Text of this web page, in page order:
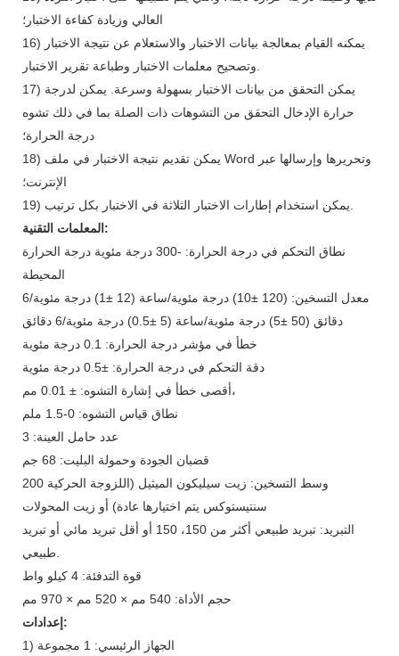
العالي وزيادة كفاءة الاختبار؛
16) يمكنه القيام بمعالجة بيانات الاختبار والاستعلام عن نتيجة الاختبار
وتصحيح معلمات الاختبار وطباعة تقرير الاختبار.
17) يمكن التحقق من بيانات الاختبار بسهولة وسرعة. يمكن لدرجة
حرارة الإدخال التحقق من التشوهات ذات الصلة بما في ذلك تشوه
درجة الحرارة؛
18) يمكن تقديم نتيجة الاختبار في ملف Word وتحريرها وإرسالها عبر
الإنترنت؛
19) يمكن استخدام إطارات الاختبار الثلاثة في الاختبار بكل ترتيب.
المعلمات التقنية:
نطاق التحكم في درجة الحرارة: -300 درجة مئوية درجة الحرارة
المحيطة
معدل التسخين: (120 ±10) درجة مئوية/ساعة (12 ±1) درجة مئوية/6
دقائق (50 ±5) درجة مئوية/ساعة (5 ±0.5) درجة مئوية/6 دقائق
خطأ في مؤشر درجة الحرارة: 0.1 درجة مئوية
دقة التحكم في درجة الحرارة: ±0.5 درجة مئوية
أقصى خطأ في إشارة التشوه: ± 0.01 مم،
نطاق قياس التشوه: 0-1.5 ملم
عدد حامل العينة: 3
قضبان الجودة وحمولة البليت: 68 جم
وسط التسخين: زيت سيليكون الميثيل (اللزوجة الحركية 200
سنتيستوكس يتم اختيارها عادة) أو زيت المحولات
التبريد: تبريد طبيعي أكثر من 150، 150 أو أقل تبريد مائي أو تبريد
طبيعي.
قوة التدفئة: 4 كيلو واط
حجم الأداة: 540 مم × 520 مم × 970 مم
إعدادات:
1) الجهاز الرئيسي: 1 مجموعة